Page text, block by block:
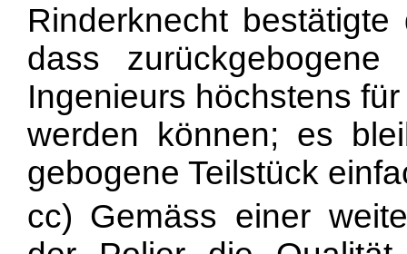
Rinderknecht
dass
Ingenieurs höchstens
werden können; es
gebogene Teilstück
cc) Gemäss einer